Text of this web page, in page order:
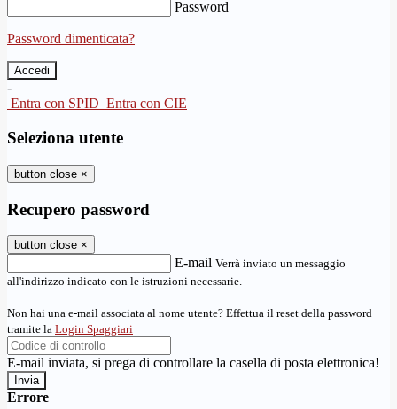
Password
Password dimenticata?
-
Entra con SPID Entra con CIE
Seleziona utente
button close ×
Recupero password
button close ×
E-mail Verrà inviato un messaggio
all'indirizzo indicato con le istruzioni necessarie.
Non hai una e-mail associata al nome utente? Effettua il reset della password
tramite la Login Spaggiari
E-mail inviata, si prega di controllare la casella di posta elettronica!
Errore